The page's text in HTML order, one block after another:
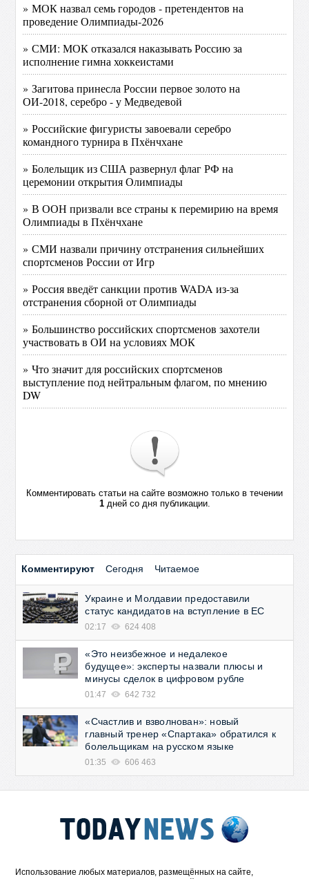
» МОК назвал семь городов - претендентов на
проведение Олимпиады-2026
» СМИ: МОК отказался наказывать Россию за
исполнение гимна хоккеистами
» Загитова принесла России первое золото на
ОИ-2018, серебро - у Медведевой
» Российские фигуристы завоевали серебро
командного турнира в Пхёнчхане
» Болельщик из США развернул флаг РФ на
церемонии открытия Олимпиады
» В ООН призвали все страны к перемирию на время
Олимпиады в Пхёнчхане
» СМИ назвали причину отстранения сильнейших
спортсменов России от Игр
» Россия введёт санкции против WADA из-за
отстранения сборной от Олимпиады
» Большинство российских спортсменов захотели
участвовать в ОИ на условиях МОК
» Что значит для российских спортсменов
выступление под нейтральным флагом, по мнению
DW
Комментировать статьи на сайте возможно только в течении
1дней со дня публикации.
Комментируют Сегодня Читаемое
Украине и Молдавии предоставили
статус кандидатов на вступление в ЕС
02:17 624 408
«Это неизбежное и недалекое
будущее»: эксперты назвали плюсы и
минусы сделок в цифровом рубле
01:47 642 732
«Счастлив и взволнован»: новый
главный тренер «Спартака» обратился к
болельщикам на русском языке
01:35 606 463
Использование любых материалов, размещённых на сайте,